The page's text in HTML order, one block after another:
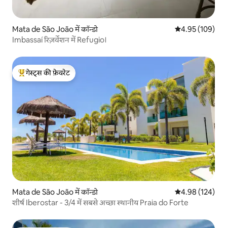
Mata de São João में कॉन्डो औसत रेटिंग 5 में से
4.95 (109)
Imbassaí रिज़र्वेशन में Refugio।
गेस्ट्स का टॉप फ़ेवरेट
गेस्ट्स की फ़ेवरेट
Mata de São João में कॉन्डो औसत रेटिंग 5 में से
4.98 (124)
शीर्ष Iberostar - 3/4 में सबसे अच्छा स्थानीय Praia do Forte